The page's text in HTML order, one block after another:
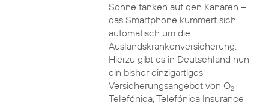
Sonne tanken auf den Kanaren –
das Smartphone kümmert sich
automatisch um die
Auslandskrankenversicherung.
Hierzu gibt es in Deutschland nun
ein bisher einzigartiges
Versicherungsangebot von O2
Telefónica, Telefónica Insurance